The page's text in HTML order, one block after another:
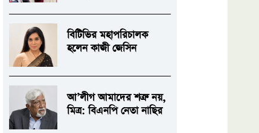
বিটিভির মহাপরিচালক
হলেন কাজী জেসিন
আ’লীগ আমাদের শত্রু নয়,
মিত্র: বিএনপি নেতা নাছির